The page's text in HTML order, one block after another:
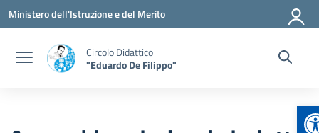
Vai ai contenuti
Vai al menu di navigazione
Vai al footer
Ministero dell'Istruzione e del Merito
Circolo Didattico
"Eduardo De Filippo"